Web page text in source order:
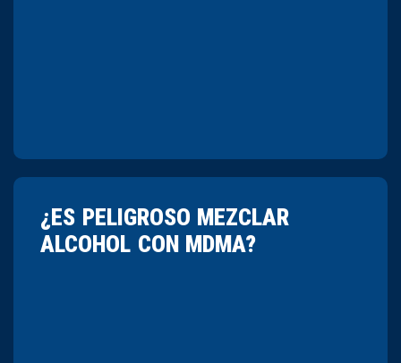
¿ES PELIGROSO MEZCLAR
ALCOHOL CON MDMA?